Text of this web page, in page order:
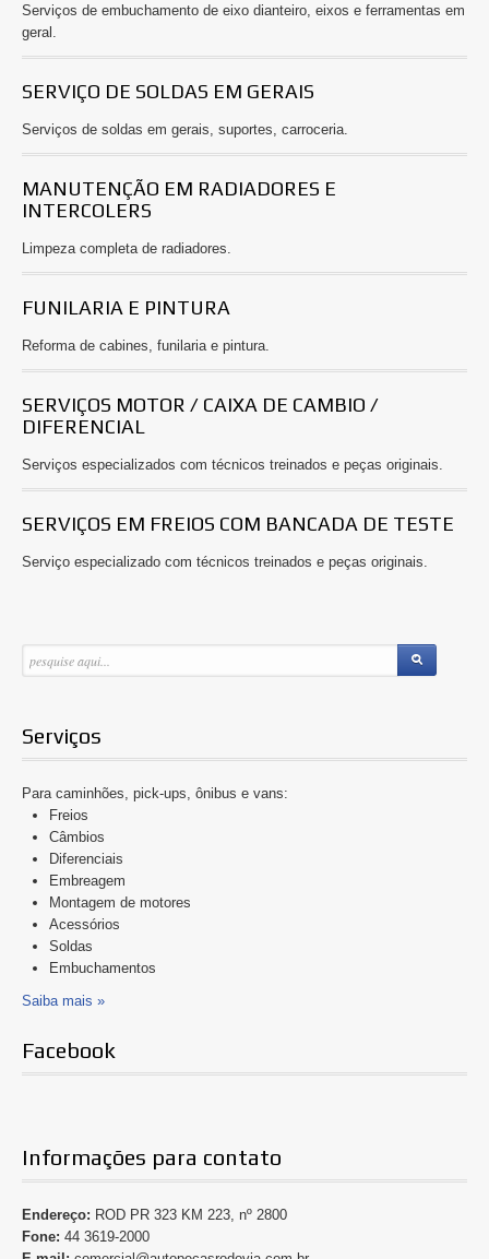
Serviços de embuchamento de eixo dianteiro, eixos e ferramentas em
geral.
SERVIÇO DE SOLDAS EM GERAIS
Serviços de soldas em gerais, suportes, carroceria.
MANUTENÇÃO EM RADIADORES E
INTERCOLERS
Limpeza completa de radiadores.
FUNILARIA E PINTURA
Reforma de cabines, funilaria e pintura.
SERVIÇOS MOTOR / CAIXA DE CAMBIO /
DIFERENCIAL
Serviços especializados com técnicos treinados e peças originais.
SERVIÇOS EM FREIOS COM BANCADA DE TESTE
Serviço especializado com técnicos treinados e peças originais.
Serviços
Para caminhões, pick-ups, ônibus e vans:
Freios
Câmbios
Diferenciais
Embreagem
Montagem de motores
Acessórios
Soldas
Embuchamentos
Saiba mais »
Facebook
Informações para contato
Endereço: ROD PR 323 KM 223, nº 2800
Fone: 44 3619-2000